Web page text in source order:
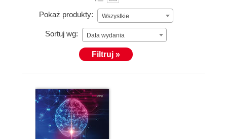
Pokaż produkty: Wszystkie
Sortuj wg: Data wydania
Filtruj »